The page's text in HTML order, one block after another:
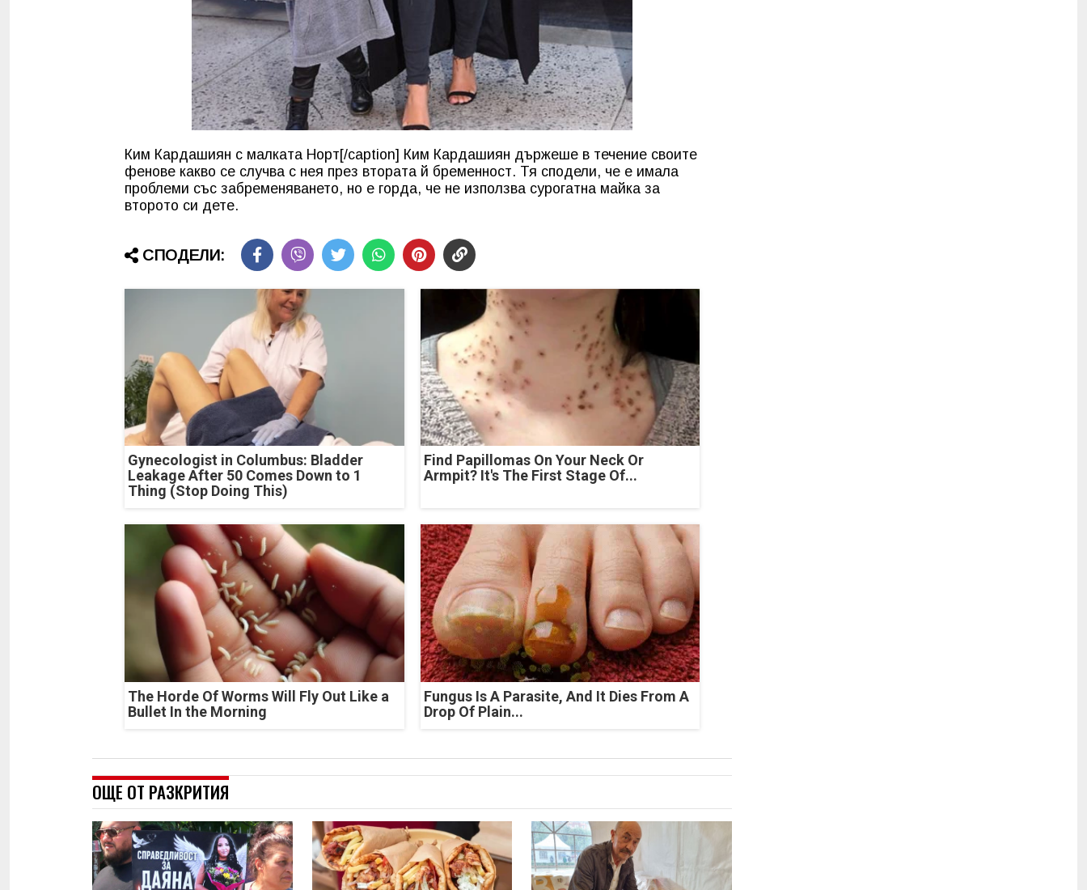
Ким Кардашиян с малката Норт[/caption] Ким Кардашиян държеше в течение своите
фенове какво се случва с нея през втората й бременност. Тя сподели, че е имала
проблеми със забременяването, но е горда, че не използва сурогатна майка за
второто си дете.
СПОДЕЛИ:
Gynecologist in Columbus: Bladder
Leakage After 50 Comes Down to 1
Thing (Stop Doing This)
Find Papillomas On Your Neck Or
Armpit? It's The First Stage Of...
The Horde Of Worms Will Fly Out Like a
Bullet In the Morning
Fungus Is A Parasite, And It Dies From A
Drop Of Plain...
ОЩЕ ОТ РАЗКРИТИЯ